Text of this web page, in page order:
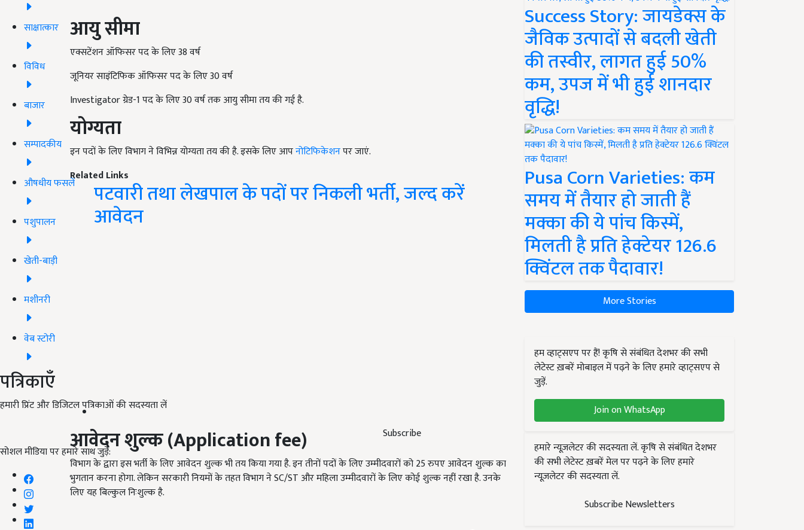
साक्षात्कार
विविध
बाजार
सम्पादकीय
औषधीय फसलें
पशुपालन
खेती-बाड़ी
मशीनरी
वेब स्टोरी
पत्रिकाएँ
हमारी प्रिंट और डिजिटल पत्रिकाओं की सदस्यता लें
Subscribe
सोशल मीडिया पर हमारे साथ जुड़ें:
आयु सीमा
एक्सटेंशन ऑफिसर पद के लिए 38 वर्ष
जूनियर साइंटिफिक ऑफिसर पद के लिए 30 वर्ष
Investigator ग्रेड-1 पद के लिए 30 वर्ष तक आयु सीमा तय की गई है.
योग्यता
इन पदों के लिए विभाग ने विभिन्न योग्यता तय की है. इसके लिए आपनोटिफिकेशनपर जाएं.
Related Links
पटवारी तथा लेखपाल के पदों पर निकली भर्ती, जल्द करें
आवेदन
आवेदन शुल्क(Application fee)
विभाग के द्वारा इस भर्ती के लिए आवेदन शुल्क भी तय किया गया है. इन तीनों पदों के लिए उम्मीदवारों को 25 रुपए आवेदन शुल्क का
भुगतान करना होगा. लेकिन सरकारी नियमों के तहत विभाग ने SC/ST और महिला उम्मीदवारों के लिए कोई शुल्क नहीं रखा है. उनके
लिए यह बिल्कुल निःशुल्क है.
Success Story: जायडेक्स के
जैविक उत्पादों से बदली खेती
की तस्वीर, लागत हुई 50%
कम, उपज में भी हुई शानदार
वृद्धि!
Pusa Corn Varieties: कम
समय में तैयार हो जाती हैं
मक्का की ये पांच किस्में,
मिलती है प्रति हेक्टेयर 126.6
क्विंटल तक पैदावार!
More Stories
हम व्हाट्सएप पर हैं! कृषि से संबंधित देशभर की सभी
लेटेस्ट ख़बरें मोबाइल में पढ़ने के लिए हमारे व्हाट्सएप से
जुड़ें.
Join on WhatsApp
हमारे न्यूज़लेटर की सदस्यता लें. कृषि से संबंधित देशभर
की सभी लेटेस्ट ख़बरें मेल पर पढ़ने के लिए हमारे
न्यूज़लेटर की सदस्यता लें.
Subscribe Newsletters